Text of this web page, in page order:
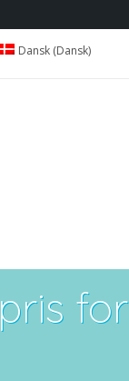
Dansk(Dansk)
for